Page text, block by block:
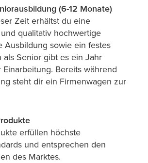
(6-12 Monate)
Zeit erhältst du eine
qualitativ hochwertige
Ausbildung sowie ein festes
als Senior gibt es ein Jahr
Einarbeitung. Bereits während
steht dir ein Firmenwagen zur
erfüllen höchste
und entsprechen den
des Marktes.